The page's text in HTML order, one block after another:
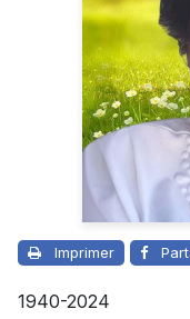
Imprimer
1940-2024